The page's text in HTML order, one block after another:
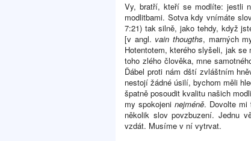
Vy, bratří, kteří se modlíte: jestli
modlitbami. Sotva kdy vnímáte
7:21) tak silně, jako tehdy, když
[v angl. vain thougths, marných
Hotentotem, kterého slyšeli, jak
toho zlého člověka, mne
Ďábel proti nám dští zvláštním
nestojí žádné úsilí, bychom měli
špatně posoudit kvalitu našich
my spokojeninejméně. Dovolte mi
několik slov povzbuzení. Jednu
vzdát. Musíme v ní vytrvat.